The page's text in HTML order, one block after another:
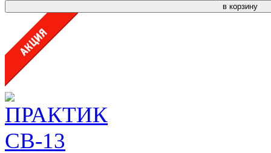
в корзину